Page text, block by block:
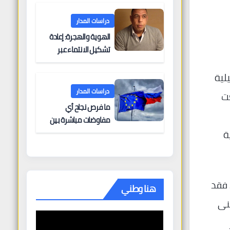
فقد
دراسات المدار
الهوية والهجرة: إعادة
تشكيل الانتماء عبر
دراسات المدار
ما فرص نجاح أي
مفاوضات مباشرة بين
هنا وطني